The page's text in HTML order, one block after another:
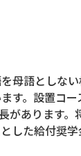
母語としな
す。設置コ
があります。
した給付奨